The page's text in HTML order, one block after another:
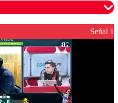
para garantizar un
Señal 1